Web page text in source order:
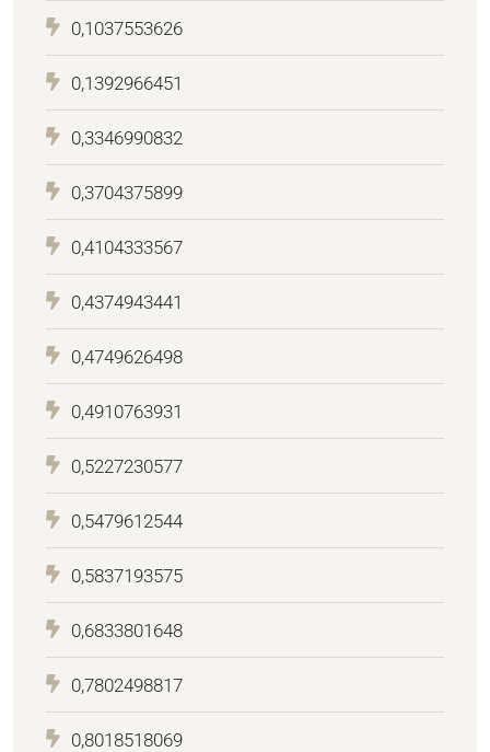
0,1037553626
0,1392966451
0,3346990832
0,3704375899
0,4104333567
0,4374943441
0,4749626498
0,4910763931
0,5227230577
0,5479612544
0,5837193575
0,6833801648
0,7802498817
0,8018518069